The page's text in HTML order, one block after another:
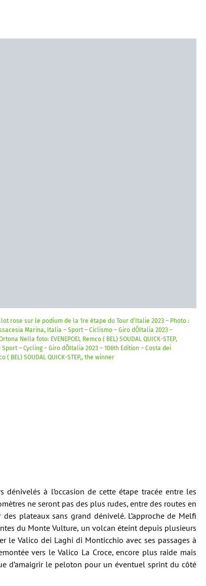
rose sur le podium de la 1re étape du Tour d’Italie 2023 – Photo :
Marina, Italia – Sport – Ciclismo – Giro dÕItalia 2023 –
Nella foto: EVENEPOEL Remco ( BEL) SOUDAL QUICK-STEP,
– Cycling – Giro dÕItalia 2023 – 106th Edition – Costa dei
( BEL) SOUDAL QUICK-STEP,, the winner
à l’occasion de cette étape tracée entre les
ne seront pas des plus rudes, entre des routes en
plateaux sans grand dénivelé. L’approche de Melfi
du Monte Vulture, un volcan éteint depuis plusieurs
le Valico dei Laghi di Monticchio avec ses passages à
vers le Valico La Croce, encore plus raide mais
d’amaigrir le peloton pour un éventuel sprint du côté